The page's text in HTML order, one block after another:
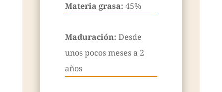
Materia grasa: 45%
Maduración: Desde
unos pocos meses a 2
años